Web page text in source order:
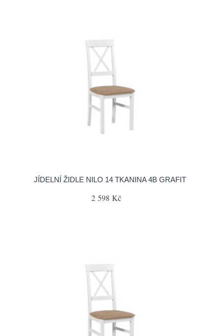
JÍDELNÍ ŽIDLE NILO 14 TKANINA 4B GRAFIT
2 598 Kč